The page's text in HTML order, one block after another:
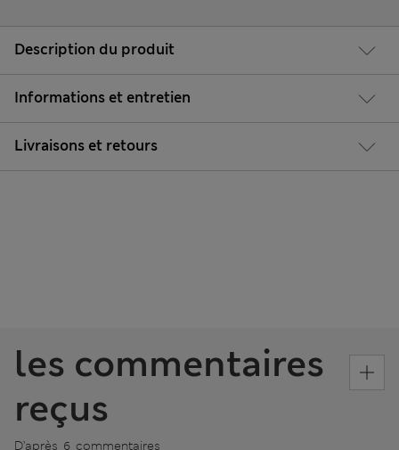
Description du produit
Informations et entretien
Livraisons et retours
les commentaires
reçus
D’après 6 commentaires